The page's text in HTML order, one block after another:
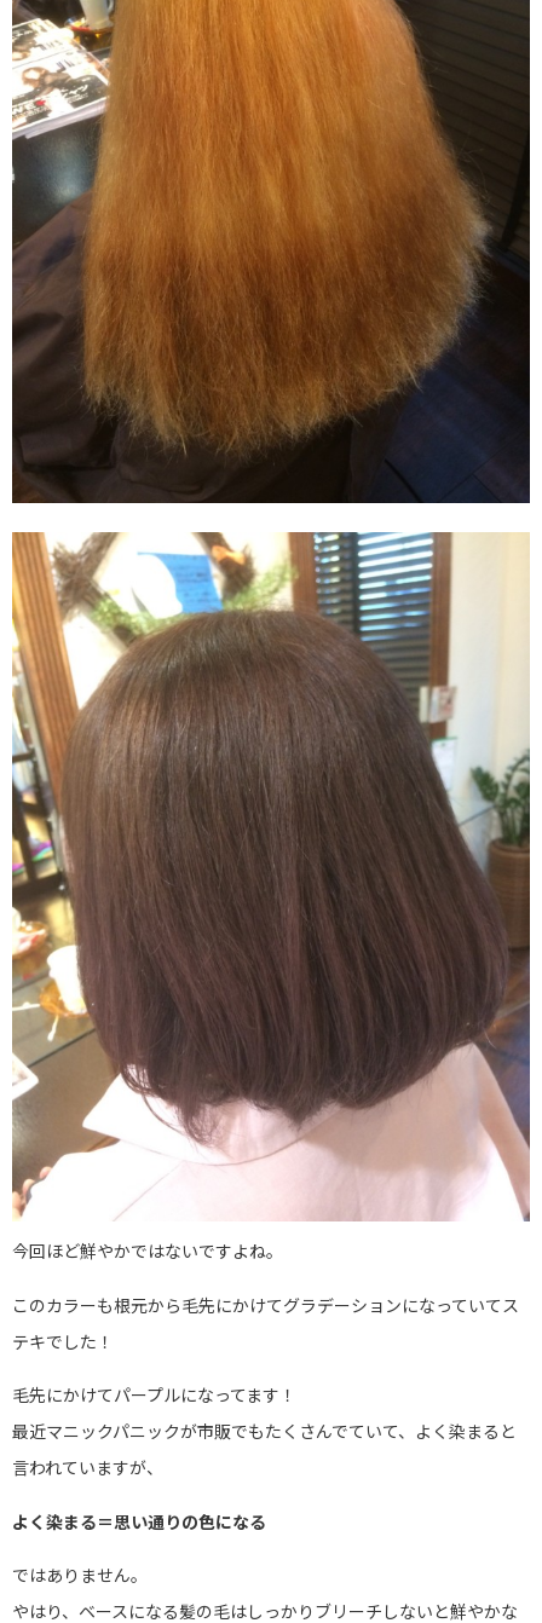
今回ほど鮮やかではないですよね。
このカラーも根元から毛先にかけてグラデーションになっていてス
テキでした！
毛先にかけてパープルになってます！
最近マニックパニックが市販でもたくさんでていて、よく染まると
言われていますが、
よく染まる＝思い通りの色になる
ではありません。
やはり、ベースになる髪の毛はしっかりブリーチしないと鮮やかな